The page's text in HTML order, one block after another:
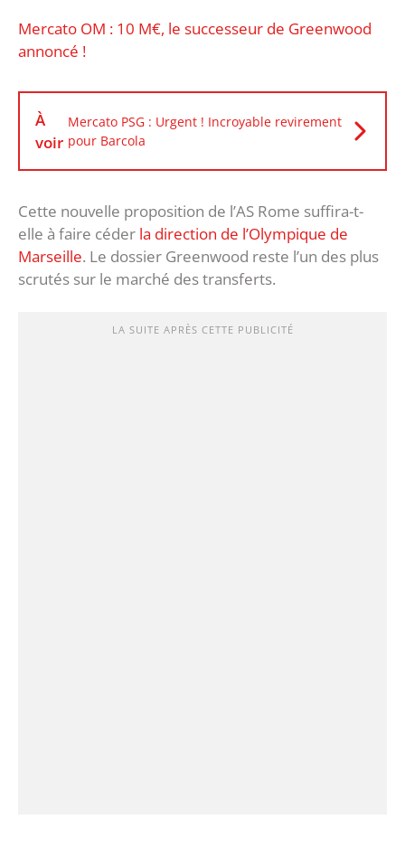
Mercato OM : 10 M€, le successeur de Greenwood
annoncé !
À
voir
Mercato PSG : Urgent ! Incroyable revirement
pour Barcola
Cette nouvelle proposition de l’AS Rome suffira-t-
elle à faire céder la direction de l’Olympique de
Marseille. Le dossier Greenwood reste l’un des plus
scrutés sur le marché des transferts.
LA SUITE APRÈS CETTE PUBLICITÉ